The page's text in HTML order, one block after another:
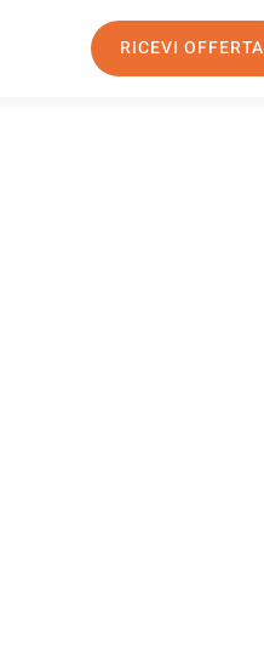
RICEVI OFFERTA